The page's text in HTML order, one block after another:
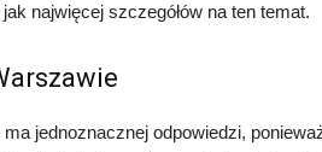
najwięcej szczegółów na ten temat.
jednoznacznej odpowiedzi,